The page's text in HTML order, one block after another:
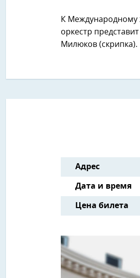
К
оркестр
Милюков (скрипка).
Адрес
Дата и время
Цена билета